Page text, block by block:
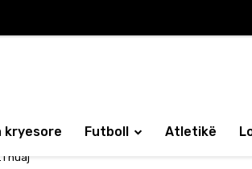
kryesore Futboll Atletikë
i huaj